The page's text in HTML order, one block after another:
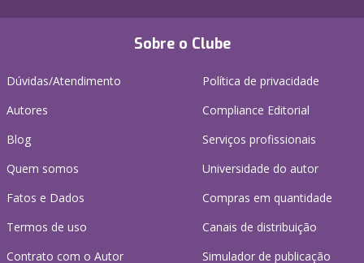
Sobre o Clube
Dúvidas/Atendimento
Autores
Blog
Quem somos
Fatos e Dados
Termos de uso
Contrato com o Autor
Política de privacidade
Compliance Editorial
Serviços profissionais
Universidade do autor
Compras em quantidade
Canais de distribuição
Simulador de publicação